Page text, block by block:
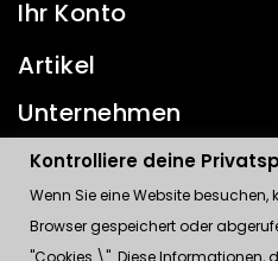
Ihr Konto
Artikel
Unternehmen
Kontakt
Kontrolliere deine
Kontrolliere deine
Wenn Sie eine Website
Browser gespeichert oder
"Cookies \". Diese Informationen,